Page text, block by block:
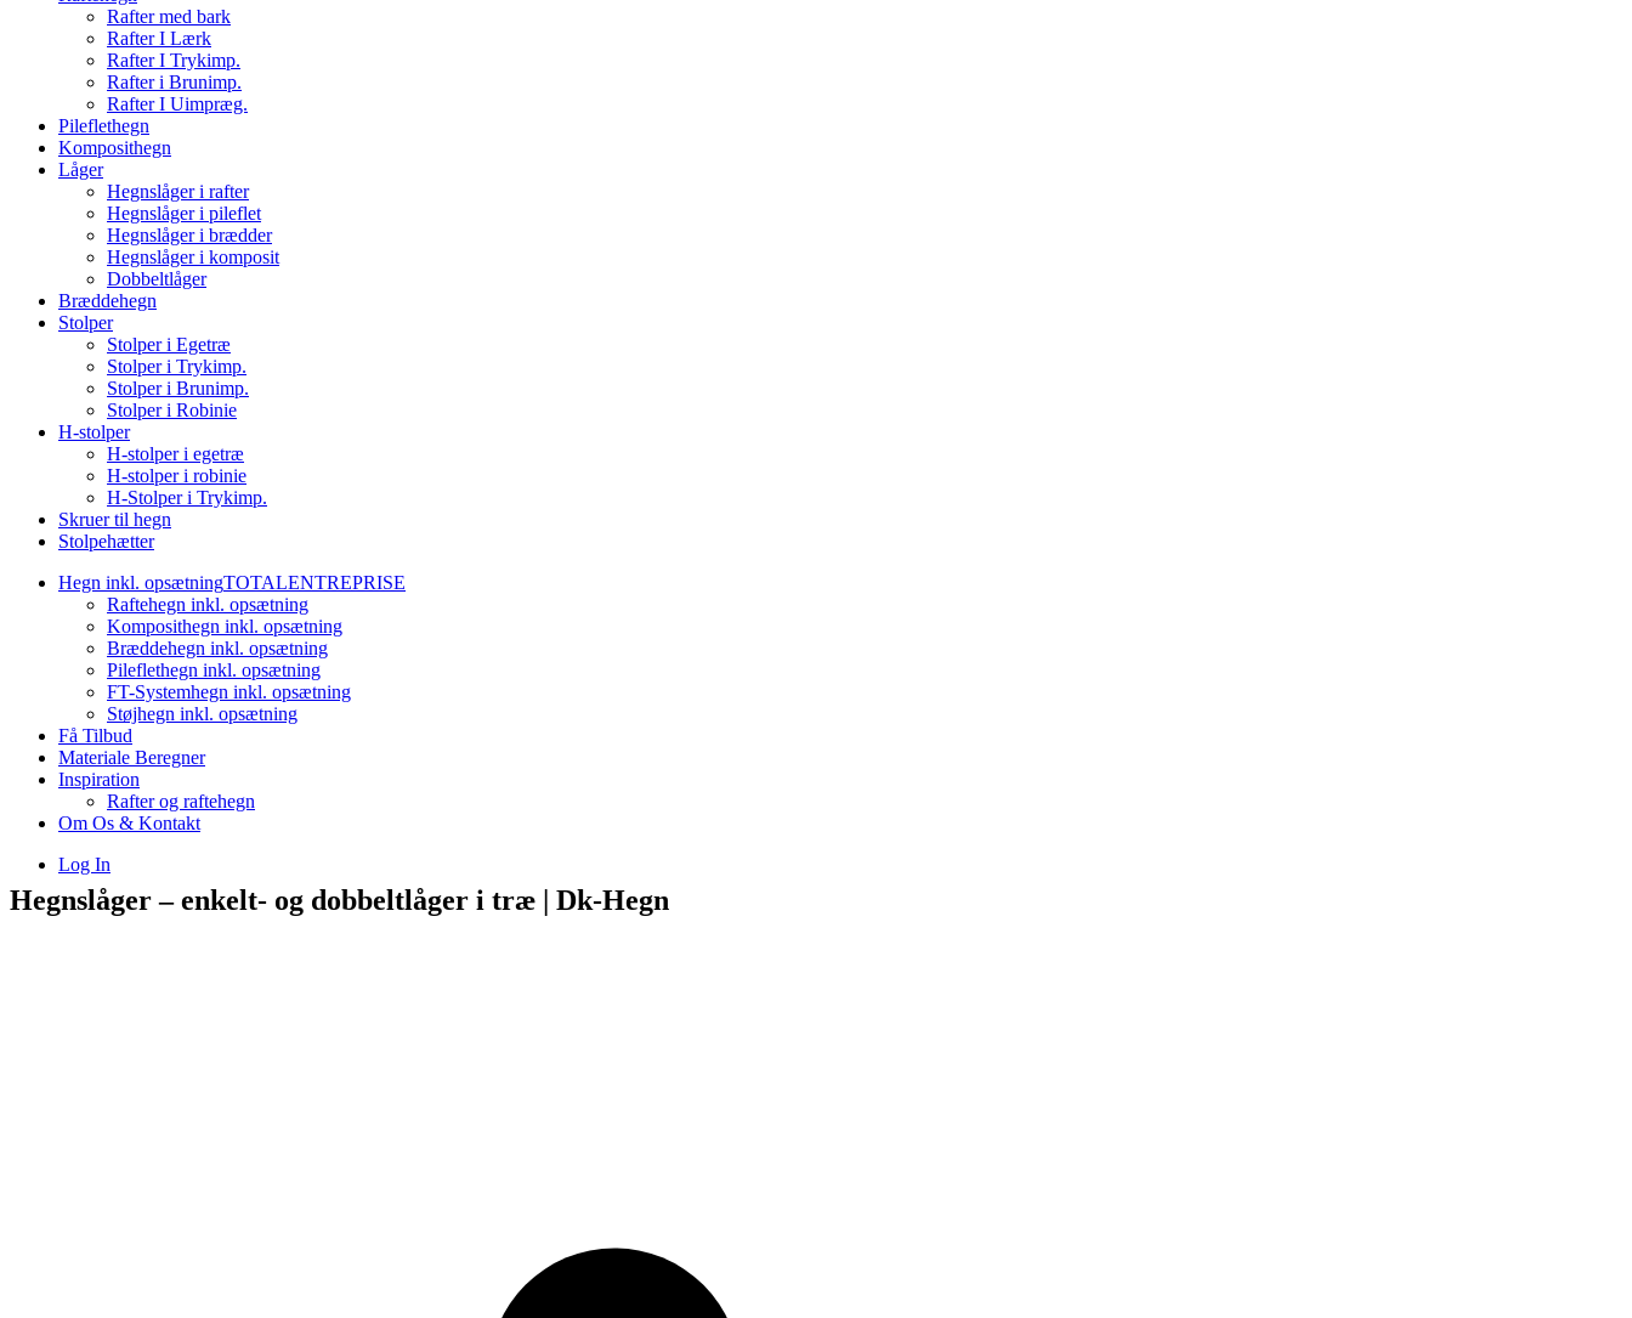
Rafter med bark
Rafter I Lærk
Rafter I Trykimp.
Rafter i Brunimp.
Rafter I Uimpræg.
Pileflethegn
Komposithegn
Låger
Hegnslåger i rafter
Hegnslåger i pileflet
Hegnslåger i brædder
Hegnslåger i komposit
Dobbeltlåger
Bræddehegn
Stolper
Stolper i Egetræ
Stolper i Trykimp.
Stolper i Brunimp.
Stolper i Robinie
H-stolper
H-stolper i egetræ
H-stolper i robinie
H-Stolper i Trykimp.
Skruer til hegn
Stolpehætter
Hegn inkl. opsætningTOTALENTREPRISE
Raftehegn inkl. opsætning
Komposithegn inkl. opsætning
Bræddehegn inkl. opsætning
Pileflethegn inkl. opsætning
FT-Systemhegn inkl. opsætning
Støjhegn inkl. opsætning
Få Tilbud
Materiale Beregner
Inspiration
Rafter og raftehegn
Om Os & Kontakt
Log In
Hegnslåger – enkelt- og dobbeltlåger i træ | Dk-Hegn